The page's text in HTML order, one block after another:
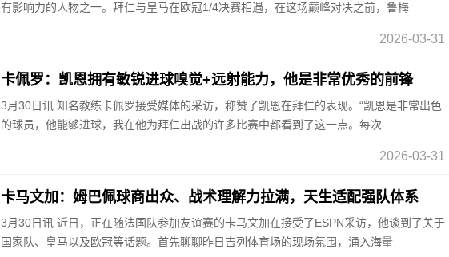
有影响力的人物之一。拜仁与皇马在欧冠1/4决赛相遇，在这场巅峰对决之前，鲁梅
2026-03-31
卡佩罗：凯恩拥有敏锐进球嗅觉+远射能力，他是非常优秀的前锋
3月30日讯 知名教练卡佩罗接受媒体的采访，称赞了凯恩在拜仁的表现。“凯恩是非常出色
的球员，他能够进球，我在他为拜仁出战的许多比赛中都看到了这一点。每次
2026-03-31
卡马文加：姆巴佩球商出众、战术理解力拉满，天生适配强队体系
3月30日讯 近日，正在随法国队参加友谊赛的卡马文加在接受了ESPN采访，他谈到了关于
国家队、皇马以及欧冠等话题。首先聊聊昨日吉列体育场的现场氛围，涌入海量